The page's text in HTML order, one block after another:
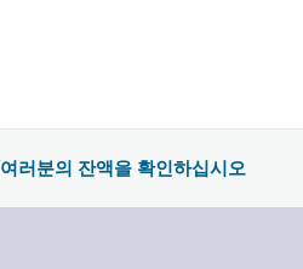
여러분의 잔액을 확인하십시오